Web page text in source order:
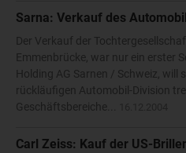
Sarna: Verkauf des
Der Verkauf der
Emmenbrücke, war nur ein erster
Holding AG Sarnen / Schweiz, will
rückläufigen Automobil-Division
Geschäftsbereiche...
Carl Zeiss: Kauf der US-